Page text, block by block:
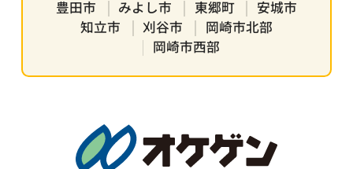
豊田市 みよし市 東郷町
安城市
知立市
刈谷市
岡崎市北部
岡崎市西部